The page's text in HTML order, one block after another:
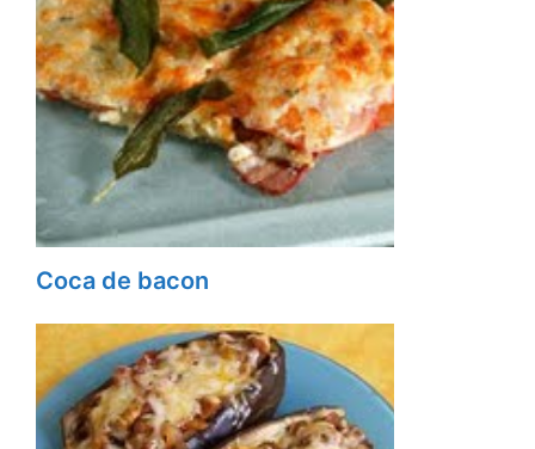
Coca de bacon